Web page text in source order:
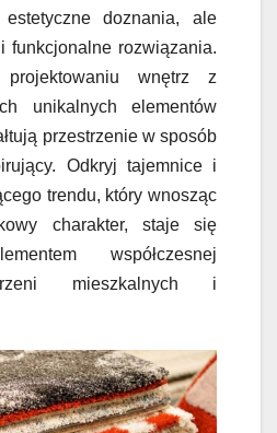
doznania, ale
funkcjonalne rozwiązania.
wnętrz z
unikalnych elementów
przestrzenie w sposób
Odkryj tajemnice i
trendu, który wnosząc
charakter, staje się
współczesnej
mieszkalnych i